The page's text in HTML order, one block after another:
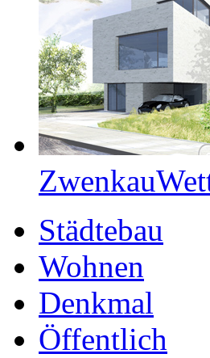
Zwenkau
Städtebau
Wohnen
Denkmal
Öffentlich